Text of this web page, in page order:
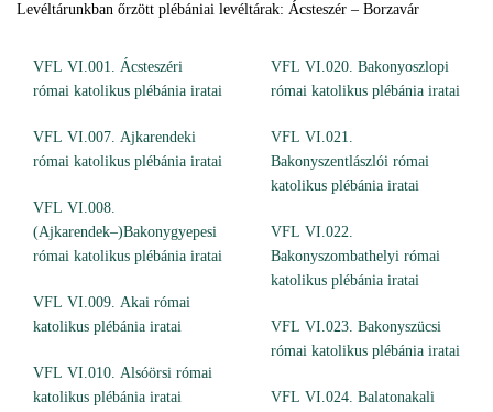
Levéltárunkban őrzött plébániai levéltárak: Ácsteszér – Borzavár
VFL VI.001. Ácsteszéri
római katolikus plébánia iratai
VFL VI.007. Ajkarendeki
római katolikus plébánia iratai
VFL VI.008.
(Ajkarendek–)Bakonygyepesi
római katolikus plébánia iratai
VFL VI.009. Akai római
katolikus plébánia iratai
VFL VI.010. Alsóörsi római
katolikus plébánia iratai
VFL VI.020. Bakonyoszlopi
római katolikus plébánia iratai
VFL VI.021.
Bakonyszentlászlói római
katolikus plébánia iratai
VFL VI.022.
Bakonyszombathelyi római
katolikus plébánia iratai
VFL VI.023. Bakonyszücsi
római katolikus plébánia iratai
VFL VI.024. Balatonakali